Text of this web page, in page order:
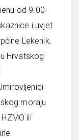
od 9.00-
i uvjet
Lekenik,
Hrvatskog
moraju
ili